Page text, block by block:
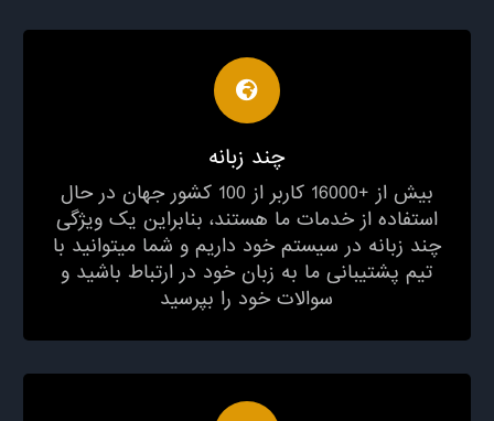
چند زبانه
بیش از +16000 کاربر از 100 کشور جهان در حال
استفاده از خدمات ما هستند، بنابراین یک ویژگی
چند زبانه در سیستم خود داریم و شما میتوانید با
تیم پشتیبانی ما به زبان خود در ارتباط باشید و
سوالات خود را بپرسید